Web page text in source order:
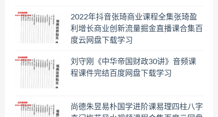
2022年抖音张琦商业课程全集张琦盈
利增长商业创新流量掘金直播课合集百
度云网盘下载学习
刘守刚《中华帝国财政30讲》音频课
程课件完结百度网盘下载学习
尚德朱昱易朴国学进阶课易理四柱八字